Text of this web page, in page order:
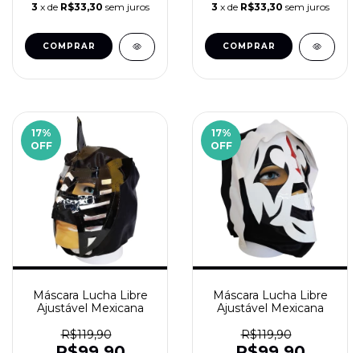
3 x de R$33,30 sem juros 3 x de R$33,30 sem juros
17%
OFF
Máscara Lucha Libre
Ajustável Mexicana
R$119,90
17%
OFF
Máscara Lucha Libre
Ajustável Mexicana
R$119,90